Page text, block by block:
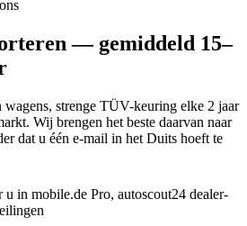
— gemiddeld 15–
strenge TÜV-keuring elke 2 jaar
Wij brengen het beste daarvan naar
dat u één e-mail in het Duits hoeft te
in mobile.de Pro, autoscout24 dealer-